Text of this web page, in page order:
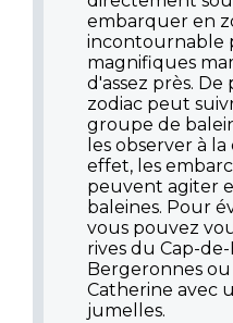
embarquer en
incontournable
magnifiques
d'assez près.
zodiac peut
groupe de
les observer à
effet, les
peuvent agiter
baleines. Pour
vous pouvez
rives du Cap-
Bergeronnes
Catherine avec
jumelles.